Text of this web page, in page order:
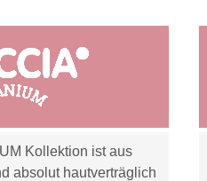
Kollektion ist aus
absolut hautverträglich